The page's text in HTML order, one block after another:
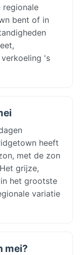
regionale
bent of in
's
heeft
met de zon
grijze,
het grootste
variatie
mei?